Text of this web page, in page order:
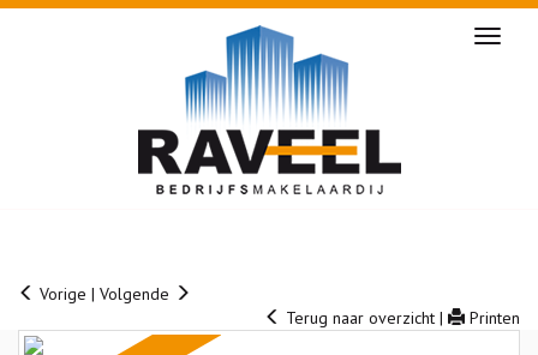
Vorige | Volgende
Terug naar overzicht | Printen